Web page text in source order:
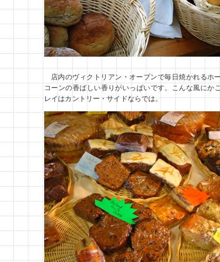
店内のヴィクトリアン・オーブンで毎日焼かれるホ
コーンの香ばしい香りがいっぱいです。こんな風にか
レイはカントリー・サイドならでは。